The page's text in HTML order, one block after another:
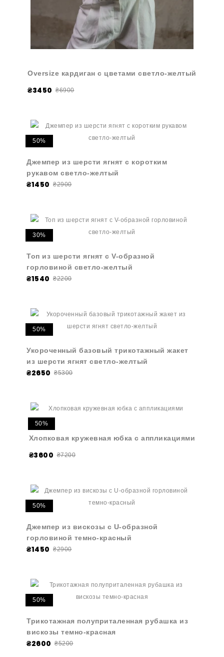
Oversize кардиган с цветами светло-желтый
₴3450 ₴6900
50%
Джемпер из шерсти ягнят с коротким
рукавом светло-желтый
₴1450 ₴2900
30%
Топ из шерсти ягнят с V-образной
горловиной светло-желтый
₴1540 ₴2200
50%
Укороченный базовый трикотажный жакет
из шерсти ягнят светло-желтый
₴2650 ₴5300
50%
Хлопковая кружевная юбка с аппликациями
₴3600 ₴7200
50%
Джемпер из вискозы с U-образной
горловиной темно-красный
₴1450 ₴2900
50%
Трикотажная полуприталенная рубашка из
вискозы темно-красная
₴2600 ₴5200